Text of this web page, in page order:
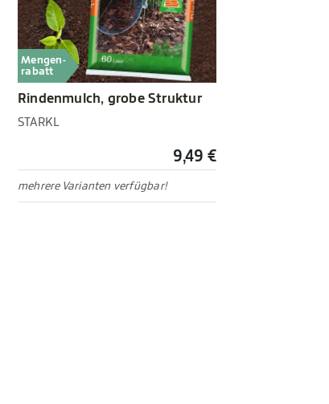
Mengen-
rabatt
Rindenmulch, grobe Struktur
STARKL
9,49 €
mehrere Varianten verfügbar!